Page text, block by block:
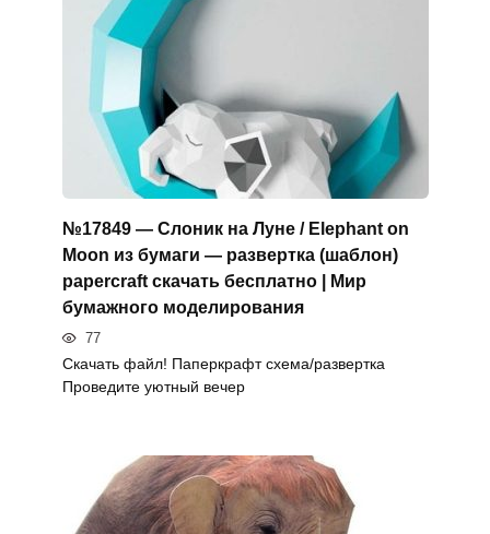
№17849 — Слоник на Луне / Elephant on
Moon из бумаги — развертка (шаблон)
papercraft скачать бесплатно | Мир
бумажного моделирования
77
Скачать файл! Паперкрафт схема/развертка
Проведите уютный вечер